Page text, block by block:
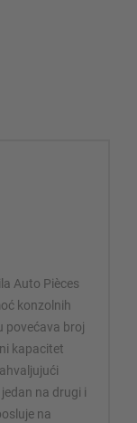
Auto Pièces
konzolnih
povećava broj
kapacitet
na drugi i
na